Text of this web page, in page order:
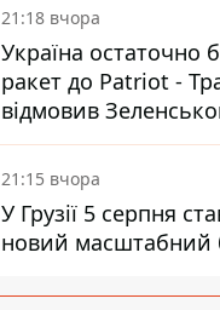
21:18 вчора
Україна остаточно
ракет до Patriot -
відмовив
21:15 вчора
У Грузії 5 серпня
новий масштабний